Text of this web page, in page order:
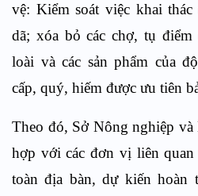
vệ: Kiểm soát việc khai
dã; xóa bỏ các chợ, tụ
loài và các sản phẩm của
cấp, quý, hiếm được ưu tiên
Theo đó, Sở Nông nghiệp
hợp với các đơn vị liên quan
toàn địa bàn, dự kiến hoàn